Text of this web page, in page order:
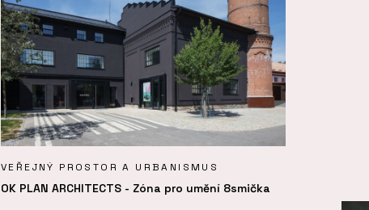
VEŘEJNÝ PROSTOR A URBANISMUS
OK PLAN ARCHITECTS - Zóna pro umění 8smička